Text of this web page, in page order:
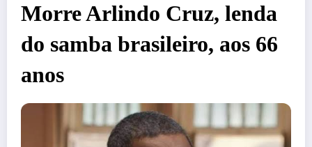
Morre Arlindo Cruz, lenda
do samba brasileiro, aos 66
anos